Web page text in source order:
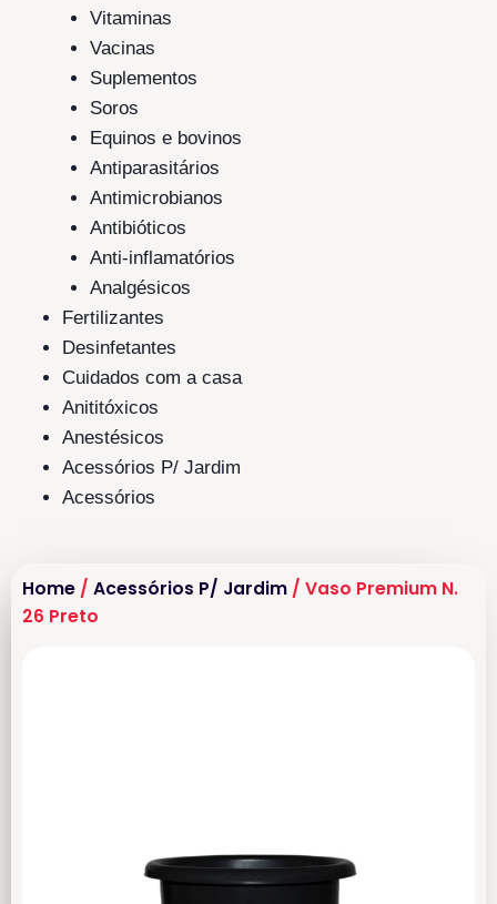
Vitaminas
Vacinas
Suplementos
Soros
Equinos e bovinos
Antiparasitários
Antimicrobianos
Antibióticos
Anti-inflamatórios
Analgésicos
Fertilizantes
Desinfetantes
Cuidados com a casa
Anititóxicos
Anestésicos
Acessórios P/ Jardim
Acessórios
Home / Acessórios P/ Jardim / Vaso Premium N.
26 Preto